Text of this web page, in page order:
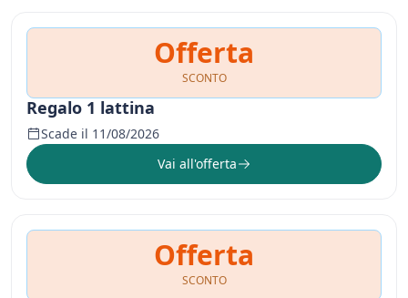
Offerta
SCONTO
Regalo 1 lattina
Scade il 11/08/2026
Vai all'offerta
Offerta
SCONTO